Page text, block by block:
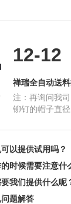
12-12
禅瑞全自动送
注：再询问我
铆钉的帽子直
是平面的东西
我们提供什么呢？
设计
原理
打多少个钉？
问题和原因
南全篇
时候需要注意什么
我们提供什么呢
题解答
设计